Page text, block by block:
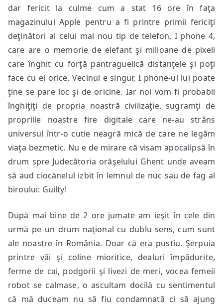
dar fericit la culme cum a stat 16 ore în faţa
magazinului Apple pentru a fi printre primii fericiţi
deţinători al celui mai nou tip de telefon, I phone 4,
care are o memorie de elefant şi milioane de pixeli
care înghit cu forţă pantraguelică distanţele şi poţi
face cu el orice. Vecinul e singur, I phone-ul lui poate
ţine se pare loc şi de oricine. Iar noi vom fi probabil
înghiţiţi de propria noastră civilizaţie, sugramţi de
propriile noastre fire digitale care ne-au strâns
universul într-o cutie neagră mică de care ne legăm
viaţa bezmetic. Nu e de mirare că visam apocalipsă în
drum spre Judecătoria orăşelului Ghent unde aveam
să aud ciocănelul izbit în lemnul de nuc sau de fag al
biroului: Guilty!
După mai bine de 2 ore jumate am ieşit în cele din
urmă pe un drum naţional cu dublu sens, cum sunt
ale noastre în România. Doar că era pustiu. Şerpuia
printre văi şi coline mioritice, dealuri împădurite,
ferme de cai, podgorii şi livezi de meri, vocea femeii
robot se calmase, o ascultam docilă cu sentimentul
că mă duceam nu să fiu condamnată ci să ajung